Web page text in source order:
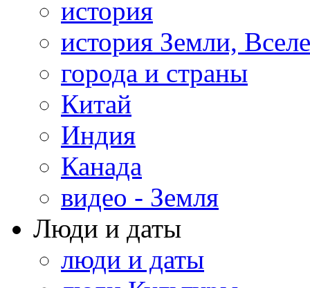
история
история Земли,
города и страны
Китай
Индия
Канада
видео - Земля
Люди и даты
люди и даты